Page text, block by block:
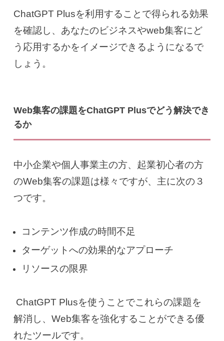
ChatGPT Plusを利用することで得られる効果
を確認し、あなたのビジネスやweb集客にど
う応用するかをイメージできるようになるで
しょう。
Web集客の課題をChatGPT Plusでどう解決でき
るか
中小企業や個人事業主の方、起業初心者の方
のWeb集客の課題は様々ですが、主に次の３
つです。
コンテンツ作成の時間不足
ターゲットへの効果的なアプローチ
リソースの限界
ChatGPT Plusを使うことでこれらの課題を
解消し、Web集客を強化することができる優
れたツールです。